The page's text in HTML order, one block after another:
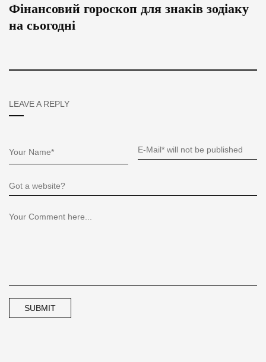
Фінансовий гороскоп для знаків зодіаку
на сьогодні
LEAVE A REPLY